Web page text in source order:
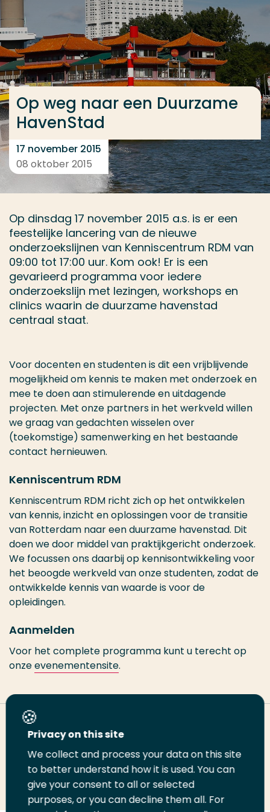
Ga direct naar de content
... > Evenement 17 november
Op weg naar een Duurzame
HavenStad
17 november 2015
08 oktober 2015
Op dinsdag 17 november 2015 a.s. is er een
feestelijke lancering van de nieuwe
onderzoekslijnen van Kenniscentrum RDM van
09:00 tot 17:00 uur. Kom ook! Er is een
gevarieerd programma voor iedere
onderzoekslijn met lezingen, workshops en
clinics waarin de duurzame havenstad
centraal staat.
Voor docenten en studenten is dit een vrijblijvende
mogelijkheid om kennis te maken met onderzoek en
mee te doen aan stimulerende en uitdagende
projecten. Met onze partners in het werkveld willen
we graag van gedachten wisselen over
(toekomstige) samenwerking en het bestaande
contact hernieuwen.
Kenniscentrum RDM
Kenniscentrum RDM richt zich op het ontwikkelen
van kennis, inzicht en oplossingen voor de transitie
van Rotterdam naar een duurzame havenstad. Dit
doen we door middel van praktijkgericht onderzoek.
We focussen ons daarbij op kennisontwikkeling voor
het beoogde werkveld van onze studenten, zodat de
ontwikkelde kennis van waarde is voor de
opleidingen.
Aanmelden
Voor het complete programma kunt u terecht op
onzeevenementensite.
Deel deze pagina
DeelDeel
op
Deel
op
Email
deze
Print
deze
Veel gezocht
Opleiding
Contact
Privacy on this site
We collect and process your data on this site
to better understand how it is used. You can
give your consent to all or selected
purposes, or you can decline them all. For